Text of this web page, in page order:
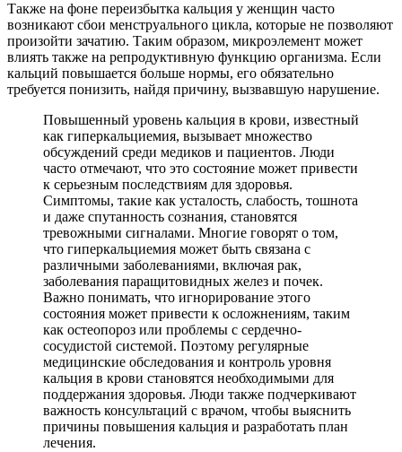
Также на фоне переизбытка кальция у женщин часто
возникают сбои менструального цикла, которые не позволяют
произойти зачатию. Таким образом, микроэлемент может
влиять также на репродуктивную функцию организма. Если
кальций повышается больше нормы, его обязательно
требуется понизить, найдя причину, вызвавшую нарушение.
Повышенный уровень кальция в крови, известный
как гиперкальциемия, вызывает множество
обсуждений среди медиков и пациентов. Люди
часто отмечают, что это состояние может привести
к серьезным последствиям для здоровья.
Симптомы, такие как усталость, слабость, тошнота
и даже спутанность сознания, становятся
тревожными сигналами. Многие говорят о том,
что гиперкальциемия может быть связана с
различными заболеваниями, включая рак,
заболевания паращитовидных желез и почек.
Важно понимать, что игнорирование этого
состояния может привести к осложнениям, таким
как остеопороз или проблемы с сердечно-
сосудистой системой. Поэтому регулярные
медицинские обследования и контроль уровня
кальция в крови становятся необходимыми для
поддержания здоровья. Люди также подчеркивают
важность консультаций с врачом, чтобы выяснить
причины повышения кальция и разработать план
лечения.